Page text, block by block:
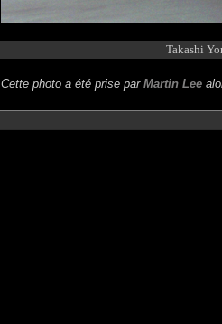
Takashi
Cette photo a été prise par Martin Lee